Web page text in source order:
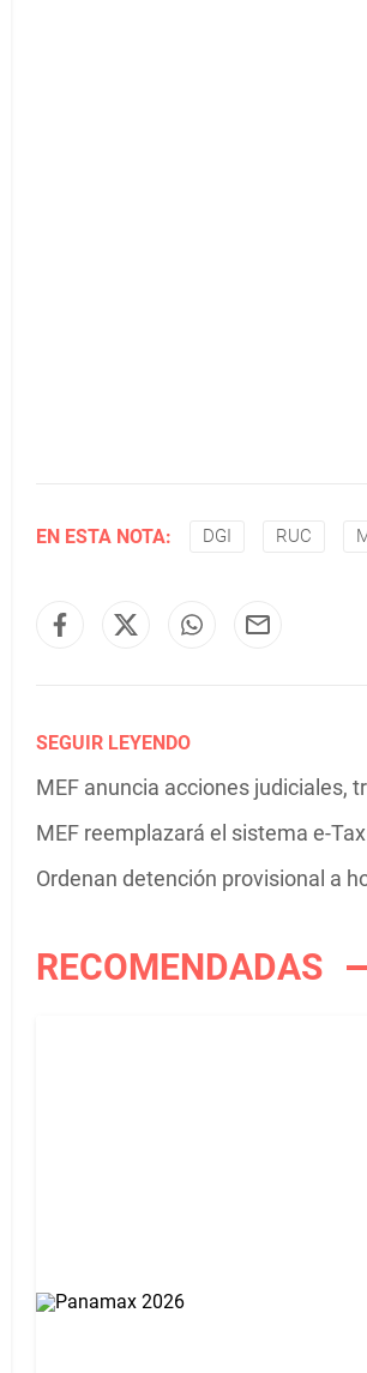
EN ESTA NOTA: DGI RUC
SEGUIR LEYENDO
MEF anuncia acciones judiciales,
MEF reemplazará el sistema e-
Ordenan detención provisional a
RECOMENDADAS